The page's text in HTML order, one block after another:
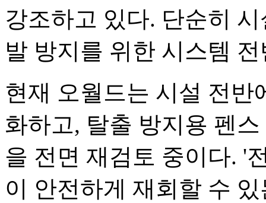
강조하고 있다. 단순히
발 방지를 위한 시스템
현재 오월드는 시설 전반
화하고, 탈출 방지용 펜
을 전면 재검토 중이다. '
이 안전하게 재회할 수